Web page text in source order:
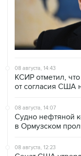
08 августа, 14:43
КСИР отметил,
от согласия США
08 августа, 14:07
Судно нефтяной
в Ормузском
08 августа, 12:23